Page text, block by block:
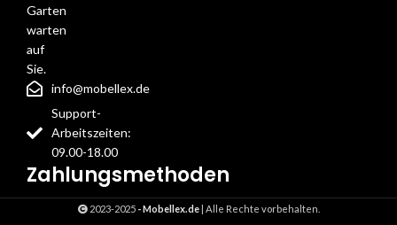
Garten
warten
auf
Sie.
info@mobellex.de
Support-
Arbeitszeiten:
09.00-18.00
Zahlungsmethoden
2023-2025 - Mobellex.de| Alle Rechte vorbehalten.